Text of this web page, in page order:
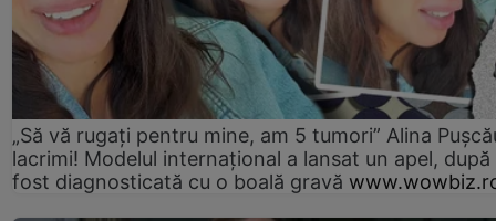
„Să vă rugați pentru mine, am 5 tumori” Alina
lacrimi! Modelul internațional a lansat un apel, după
fost diagnosticată cu o boală gravă